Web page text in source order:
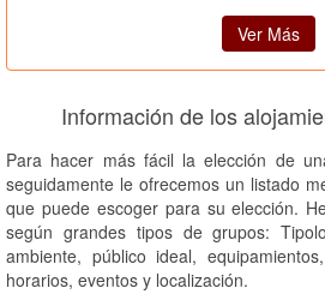
Ver Más
Información de los
Para hacer más fácil la elección de
seguidamente le ofrecemos un listado
que puede escoger para su elección.
según grandes tipos de grupos:
ambiente, público ideal,
horarios, eventos y localización.